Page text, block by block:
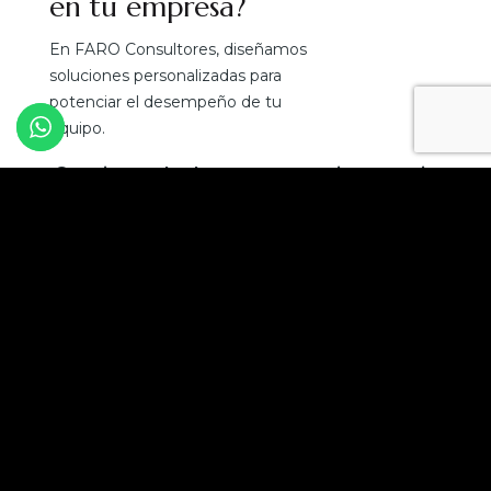
En FARO Consultores, diseñamos
soluciones personalizadas para
potenciar el desempeño de tu
equipo.
¡Convierte el talento en tu mejor ventaja